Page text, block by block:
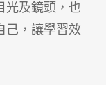
光及鏡頭，也
己，讓學習效